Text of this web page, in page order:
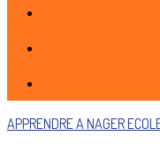
APPRENDRE A NAGER